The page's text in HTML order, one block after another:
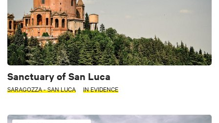
Sanctuary of San Luca
SARAGOZZA - SAN LUCA IN EVIDENCE